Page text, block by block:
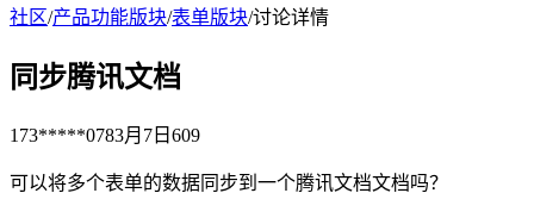
社区/产品功能版块/表单版块/讨论详情
同步腾讯文档
173*****0783月7日 609
可以将多个表单的数据同步到一个腾讯文档文档吗？